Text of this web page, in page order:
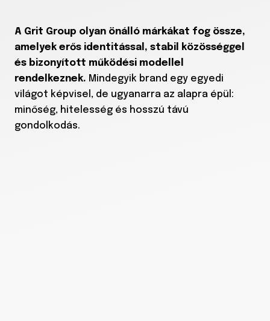
A Grit Group olyan önálló márkákat fog össze,
amelyek erős identitással, stabil közösséggel
és bizonyított működési modellel
rendelkeznek. Mindegyik brand egy egyedi
világot képvisel, de ugyanarra az alapra épül:
minőség, hitelesség és hosszú távú
gondolkodás.